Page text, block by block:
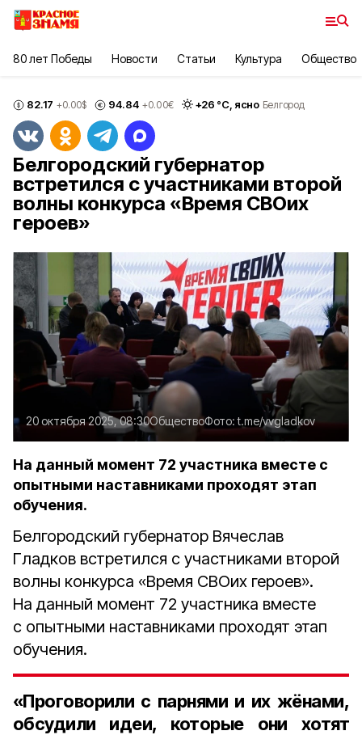
80 лет Победы Новости Статьи Культура Общество
82.17 +0.00$ 94.84 +0.00€ +26 °С, ясно Белгород
Белгородский губернатор
встретился с участниками второй
волны конкурса «Время СВОих
героев»
20 октября 2025, 08:30ОбществоФото:t.me/vvgladkov
На данный момент 72 участника вместе с
опытными наставниками проходят этап
обучения.
Белгородский губернатор Вячеслав
Гладков встретился с участниками второй
волны конкурса «Время СВОих героев».
На данный момент 72 участника вместе
с опытными наставниками проходят этап
обучения.
«Проговорили с парнями и их жёнами,
обсудили идеи, которые они хотят